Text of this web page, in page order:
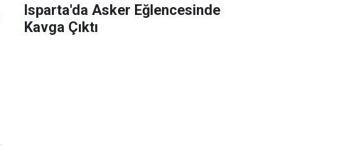
Isparta'da Asker Eğlencesinde
Kavga Çıktı